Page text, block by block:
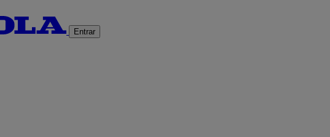
Entrar